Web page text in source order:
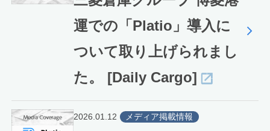
運での「Platio」導入に
ついて取り上げられまし
た。 [Daily Cargo]
2026.01.12 メディア掲載情報